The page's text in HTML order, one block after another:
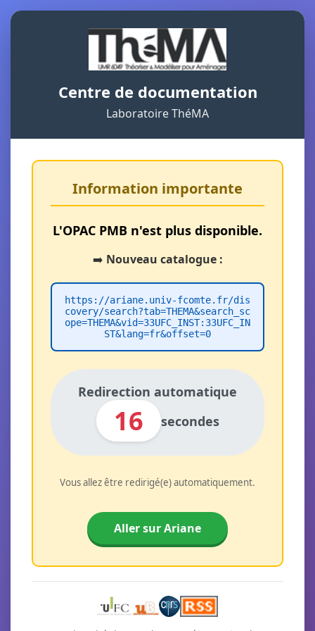
Centre de documentation
Laboratoire ThéMA
Information importante
L'OPAC PMB n'est plus disponible.
➡️ Nouveau catalogue :
https://ariane.univ-fcomte.fr/dis
covery/search?tab=THEMA&search_sc
ope=THEMA&vid=33UFC_INST:33UFC_IN
ST&lang=fr&offset=0
Redirection automatique
16 secondes
Vous allez être redirigé(e) automatiquement.
Aller sur Ariane